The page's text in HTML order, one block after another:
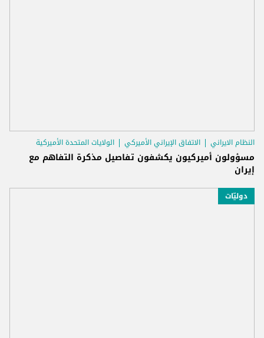
النظام الايراني الاتفاق الإيراني الأميركي الولايات المتحدة الأميركية
مسؤولون أميركيون يكشفون تفاصيل مذكرة التفاهم مع
إيران
دوليّات